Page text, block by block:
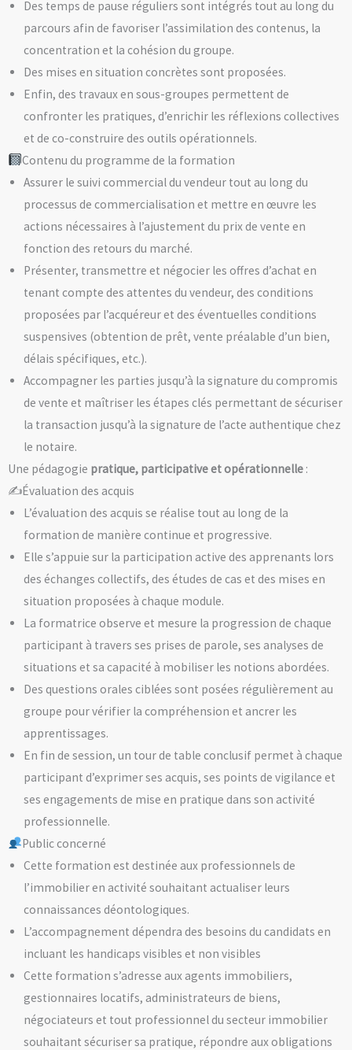
Des temps de pause réguliers sont intégrés tout au long du
parcours afin de favoriser l’assimilation des contenus, la
concentration et la cohésion du groupe.
Des mises en situation concrètes sont proposées.
Enfin, des travaux en sous-groupes permettent de
confronter les pratiques, d’enrichir les réflexions collectives
et de co-construire des outils opérationnels.
Contenu du programme de la formation
Assurer le suivi commercial du vendeur tout au long du
processus de commercialisation et mettre en œuvre les
actions nécessaires à l’ajustement du prix de vente en
fonction des retours du marché.
Présenter, transmettre et négocier les offres d’achat en
tenant compte des attentes du vendeur, des conditions
proposées par l’acquéreur et des éventuelles conditions
suspensives (obtention de prêt, vente préalable d’un bien,
délais spécifiques, etc.).
Accompagner les parties jusqu’à la signature du compromis
de vente et maîtriser les étapes clés permettant de sécuriser
la transaction jusqu’à la signature de l’acte authentique chez
le notaire.
Une pédagogie pratique, participative et opérationnelle :
✍️Évaluation des acquis
L’évaluation des acquis se réalise tout au long de la
formation de manière continue et progressive.
Elle s’appuie sur la participation active des apprenants lors
des échanges collectifs, des études de cas et des mises en
situation proposées à chaque module.
La formatrice observe et mesure la progression de chaque
participant à travers ses prises de parole, ses analyses de
situations et sa capacité à mobiliser les notions abordées.
Des questions orales ciblées sont posées régulièrement au
groupe pour vérifier la compréhension et ancrer les
apprentissages.
En fin de session, un tour de table conclusif permet à chaque
participant d’exprimer ses acquis, ses points de vigilance et
ses engagements de mise en pratique dans son activité
professionnelle.
Public concerné
Cette formation est destinée aux professionnels de
l’immobilier en activité souhaitant actualiser leurs
connaissances déontologiques.
L’accompagnement dépendra des besoins du candidats en
incluant les handicaps visibles et non visibles
Cette formation s’adresse aux agents immobiliers,
gestionnaires locatifs, administrateurs de biens,
négociateurs et tout professionnel du secteur immobilier
souhaitant sécuriser sa pratique, répondre aux obligations